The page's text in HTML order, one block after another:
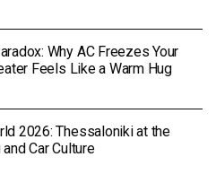
Why AC Freezes Your
Feels Like a Warm Hug
2026: Thessaloniki at the
Car Culture